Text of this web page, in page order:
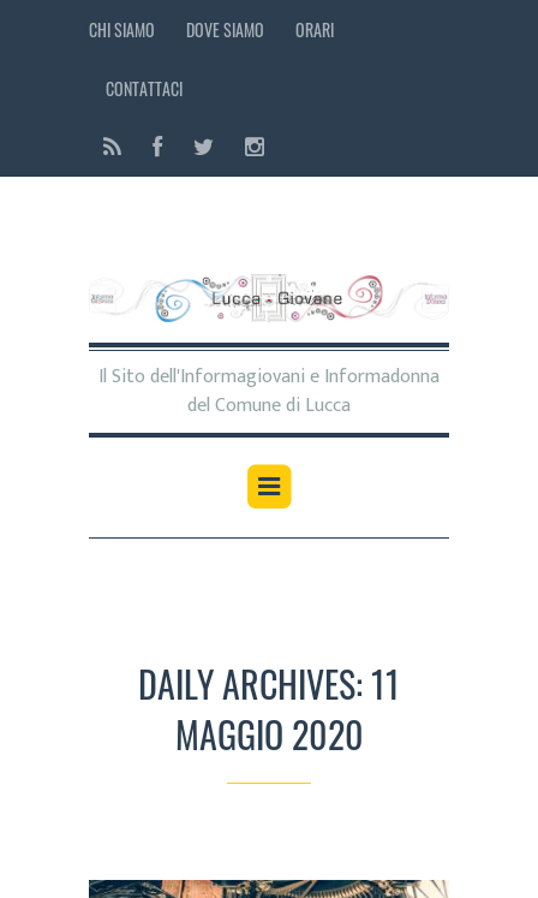
CHI SIAMO DOVE SIAMO ORARI
CONTATTACI
Il Sito dell'Informagiovani e Informadonna
del Comune di Lucca
DAILY ARCHIVES: 11
MAGGIO 2020